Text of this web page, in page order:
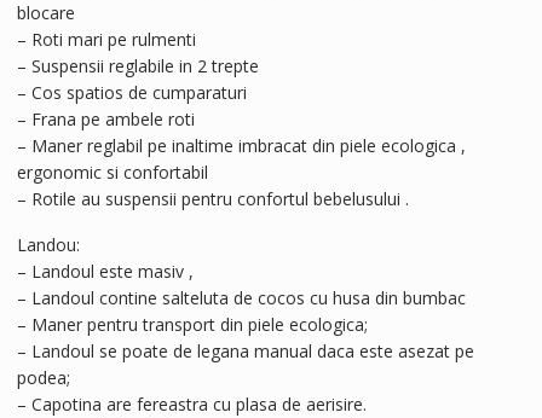
blocare
– Roti mari pe rulmenti
– Suspensii reglabile in 2 trepte
– Cos spatios de cumparaturi
– Frana pe ambele roti
– Maner reglabil pe inaltime imbracat din piele ecologica ,
ergonomic si confortabil
– Rotile au suspensii pentru confortul bebelusului .
Landou:
– Landoul este masiv ,
– Landoul contine salteluta de cocos cu husa din bumbac
– Maner pentru transport din piele ecologica;
– Landoul se poate de legana manual daca este asezat pe
podea;
– Capotina are fereastra cu plasa de aerisire.